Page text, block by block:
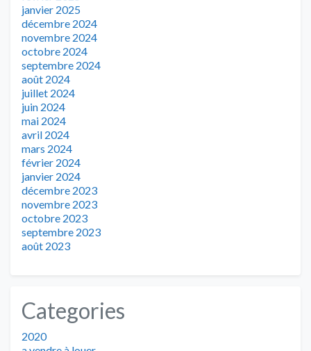
janvier 2025
décembre 2024
novembre 2024
octobre 2024
septembre 2024
août 2024
juillet 2024
juin 2024
mai 2024
avril 2024
mars 2024
février 2024
janvier 2024
décembre 2023
novembre 2023
octobre 2023
septembre 2023
août 2023
Categories
2020